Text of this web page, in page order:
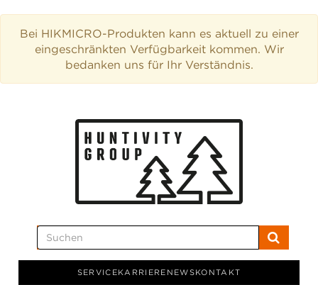
Bei HIKMICRO-Produkten kann es aktuell zu einer
eingeschränkten Verfügbarkeit kommen. Wir
bedanken uns für Ihr Verständnis.
SERVICEKARRIERE NEWSKONTAKT